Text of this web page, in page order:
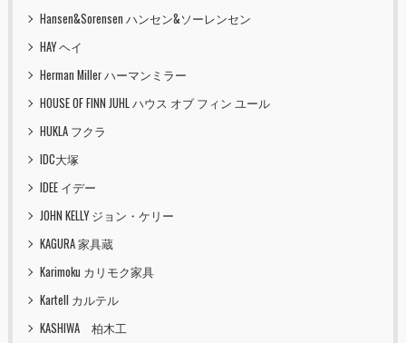
Hansen&Sorensen ハンセン&ソーレンセン
HAY ヘイ
Herman Miller ハーマンミラー
HOUSE OF FINN JUHL ハウス オブ フィン ユール
HUKLA フクラ
IDC大塚
IDEE イデー
JOHN KELLY ジョン・ケリー
KAGURA 家具蔵
Karimoku カリモク家具
Kartell カルテル
KASHIWA 柏木工